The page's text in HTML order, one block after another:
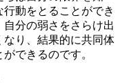
動をとることができ
分の弱さをさらけ出
り、結果的に共同体
できるのです。